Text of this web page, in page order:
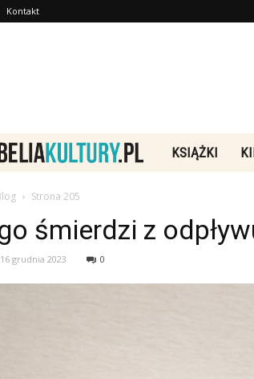
Kontakt
Rebeliakultury.pl
KSIĄŻKI
Strona 205
śmierdzi z
16 grudnia 2023 0